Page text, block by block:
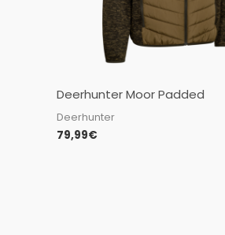
Deerhunter Moor Padded
Deerhunter
79,99€